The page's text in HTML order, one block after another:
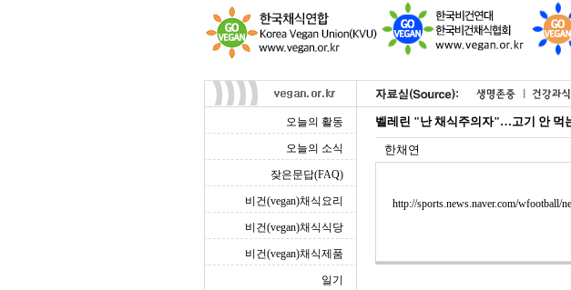
오늘의 활동
오늘의 소식
잦은문답(FAQ)
비건(vegan)채식요리
비건(vegan)채식식당
비건(vegan)채식제품
일기
벨레린 "난 채식주의자"…고기 안 먹
한채연
http://sports.news.naver.com/wfootball/